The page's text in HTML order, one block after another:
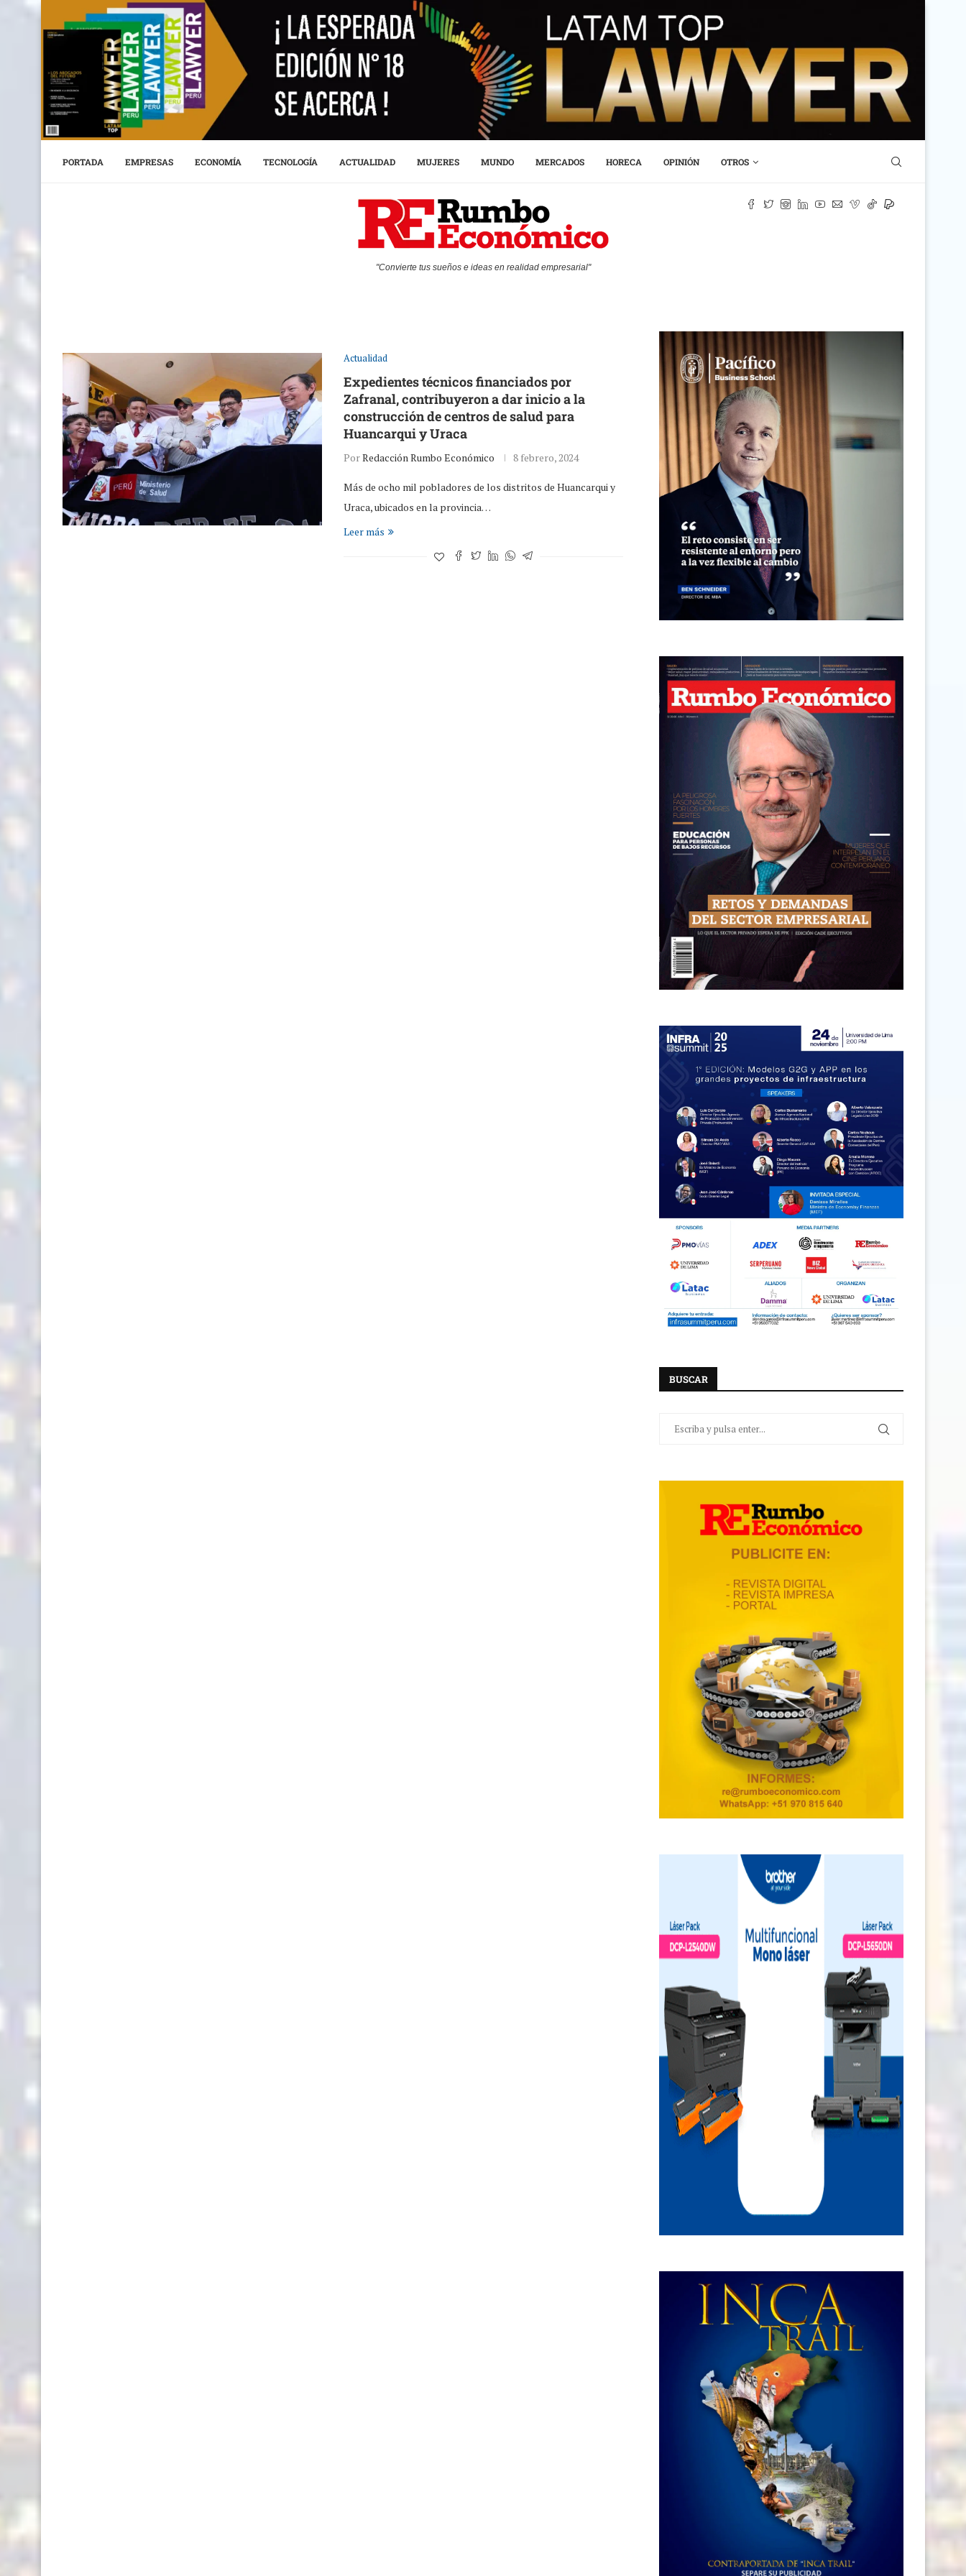
PORTADA EMPRESAS ECONOMÍA TECNOLOGÍA ACTUALIDAD MUJERES MUNDO MERCADOS HORECA OPINIÓN OTROS
"Convierte tus sueños e ideas en realidad empresarial"
Actualidad
Expedientes técnicos financiados por
Zafranal, contribuyeron a dar inicio a la
construcción de centros de salud para
Huancarqui y Uraca
PorRedacción Rumbo Económico 8 febrero, 2024
Más de ocho mil pobladores de los distritos de Huancarqui y
Uraca, ubicados en la provincia…
Leer más
BUSCAR